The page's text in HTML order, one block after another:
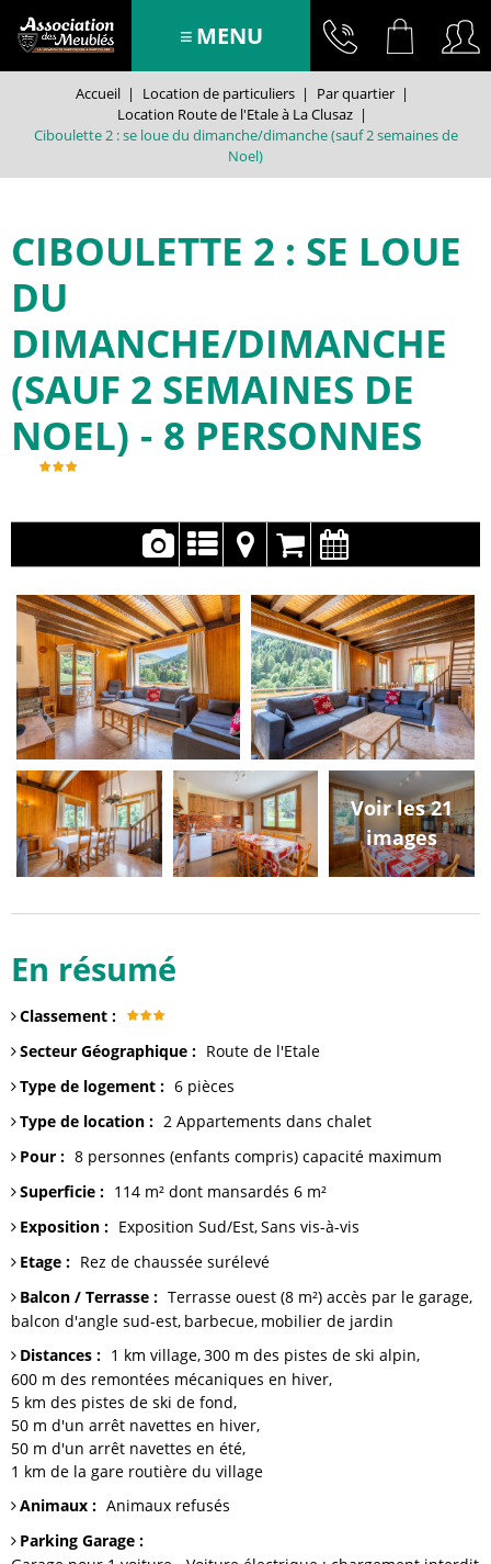
MENU
Accueil | Location de particuliers | Par quartier |
Location Route de l'Etale à La Clusaz |
Ciboulette 2 : se loue du dimanche/dimanche (sauf 2 semaines de
Noel)
CIBOULETTE 2 : SE LOUE
DU
DIMANCHE/DIMANCHE
(SAUF 2 SEMAINES DE
NOEL)
8 PERSONNES
Voir les 21
images
En résumé
Classement :
Secteur Géographique : Route de l'Etale
Type de logement : 6 pièces
Type de location : 2 Appartements dans chalet
Pour : 8 personnes (enfants compris) capacité maximum
Superficie : 114 m² dont mansardés 6 m²
Exposition : Exposition Sud/Est Sans vis-à-vis
Etage : Rez de chaussée surélevé
Balcon / Terrasse : Terrasse ouest (8 m²) accès par le garage
balcon d'angle sud-est barbecue mobilier de jardin
Distances : 1 km village 300 m des pistes de ski alpin
600 m des remontées mécaniques en hiver
5 km des pistes de ski de fond
50 m d'un arrêt navettes en hiver
50 m d'un arrêt navettes en été
1 km de la gare routière du village
Animaux : Animaux refusés
Parking Garage :